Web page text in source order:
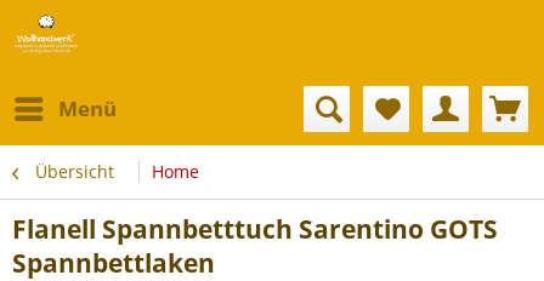
Menü
Übersicht Home
Flanell Spannbetttuch Sarentino GOTS
Spannbettlaken